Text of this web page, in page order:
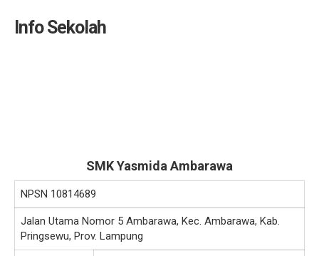
Info Sekolah
SMK Yasmida Ambarawa
NPSN 10814689
Jalan Utama Nomor 5 Ambarawa, Kec. Ambarawa, Kab.
Pringsewu, Prov. Lampung